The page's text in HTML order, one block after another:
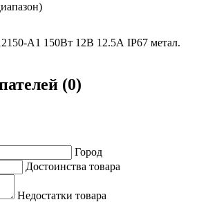
A1 150Вт 12В 12.5А IP67 метал.
(0)
Город
Достоинства товара
Недостатки товара